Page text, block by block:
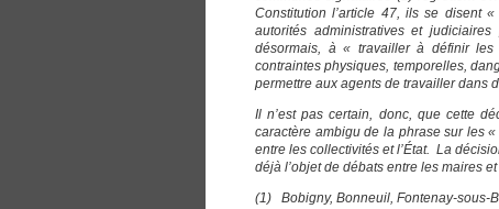
Constitution l’article 47, ils se disent
autorités administratives et
désormais, à « travailler à définir les
contraintes physiques, temporelles,
permettre aux agents de travailler dans
Il n’est pas certain, donc, que cette
caractère ambigu de la phrase sur les
entre les collectivités et l’État. La
déjà l’objet de débats entre les maires
(1) Bobigny, Bonneuil, Fontenay-sous-